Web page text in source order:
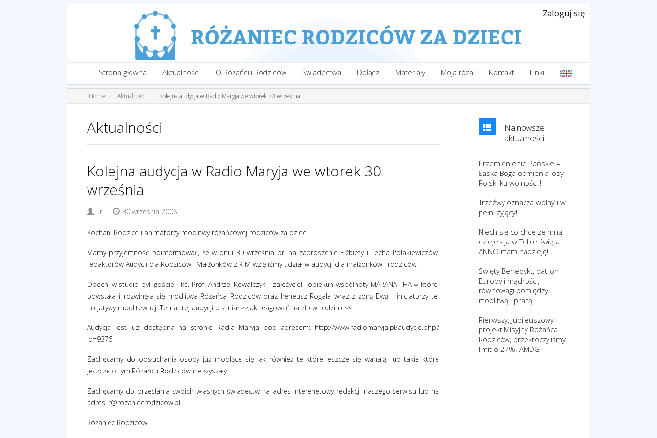
Zaloguj się
Strona główna Aktualności O Różańcu Rodziców Świadectwa Dołącz Materiały Moja róża Kontakt Linki
Home Aktualności Kolejna audycja w Radio Maryja we wtorek 30 września
Aktualności
Kolejna audycja w Radio Maryja we wtorek 30
września
ir 30 września 2008
Kochani Rodzice i animatorzy modlitwy różańcowej rodziców za dzieci
Mamy przyjemność poinformować, że w dniu 30 września br. na zaproszenie Elżbiety i Lecha Polakiewiczów,
redaktorów Audycji dla Rodziców i Małżonków z R M wzięliśmy udział w audycji dla małżonków i rodziców.
Obecni w studio byli goście - ks. Prof. Andrzej Kowalczyk - założyciel i opiekun wspólnoty MARANA-THA w której
powstała i rozwinęła się modlitwa Różańca Rodziców oraz Ireneusz Rogala wraz z żoną Ewą - inicjatorzy tej
inicjatywy modlitewnej. Temat tej audycji brzmiał >>Jak reagować na zło w rodzinie<<.
Audycja jest juz dostępna na stronie Radia Maryja pod adresem: http://www.radiomaryja.pl/audycje.php?
id=9376
Zachęcamy do odsłuchania osoby już modlące się jak również te które jeszcze się wahają, lub takie które
jeszcze o tym Różańcu Rodziców nie słyszały.
Zachęcamy do przesłania swoich własnych świadectw na adres interenetowy redakcji naszego serwisu lub na
adres ir@rozaniecrodzicow.pl,
Różaniec Rodziców
Najnowsze
aktualności
Przemienienie Pańskie –
Łaska Boga odmienia losy
Polski ku wolności !
Trzeźwy oznacza wolny i w
pełni żyjący!
Niech się co chce ze mną
dzieje - ja w Tobie święta
ANNO mam nadzieję!
Swięty Benedykt, patron
Europy i mądrości,
równowagi pomiędzy
modlitwą i pracą!
Pierwszy, Jubileuszowy
projekt Misyjny Różańca
Rodziców, przekroczyliśmy
limit o 27%. AMDG